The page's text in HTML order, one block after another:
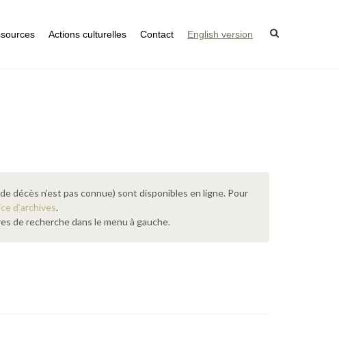
Actions culturelles Contact English version
décès n’est pas connue) sont disponibles en ligne. Pour
d’archives.
de recherche dans le menu à gauche.